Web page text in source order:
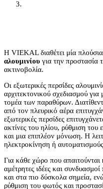
Η VIEKAL διαθέτει μία
αλουμινίου για την προστασία
ακτινοβολία.
Οι εξωτερικές περσίδες
αρχιτεκτονικού σχεδιασμού
τομέα των παραθύρων.
από τον πλευρικό αέρα
εξωτερικές περσίδες
ακτίνες του ηλίου, ρύθμιση
και μια επιπλέον μόνωση. Η
ηλεκτροκίνηση ή
Για κάθε χώρο που απαιτούνται
αμέτρητες ιδέες και
και στα πιο δύσκολα σημεία,
ρύθμιση του φωτός και